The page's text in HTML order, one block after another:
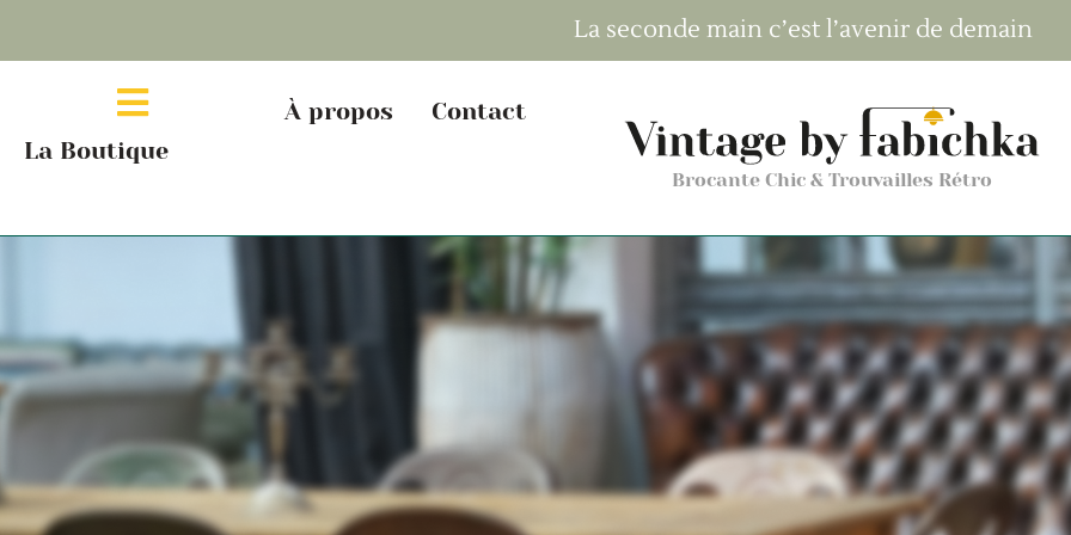
La seconde main c’est l’avenir de demain
La Boutique
À propos Contact
Brocante Chic & Trouvailles Rétro